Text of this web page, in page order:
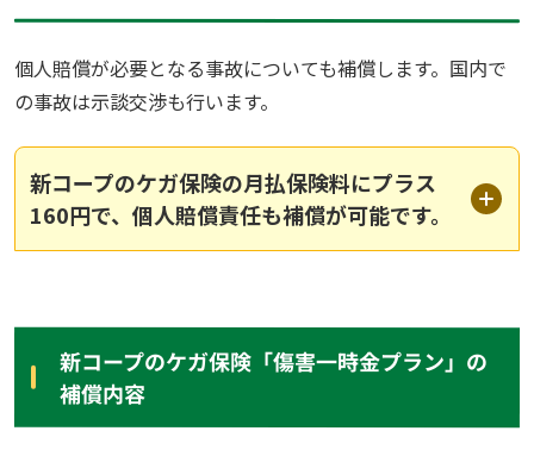
個人賠償が必要となる事故についても補償します。国内で
の事故は示談交渉も行います。
新コープのケガ保険の月払保険料にプラス
160円で、個人賠償責任も補償が可能です。
新コープのケガ保険「傷害一時金プラン」の
補償内容